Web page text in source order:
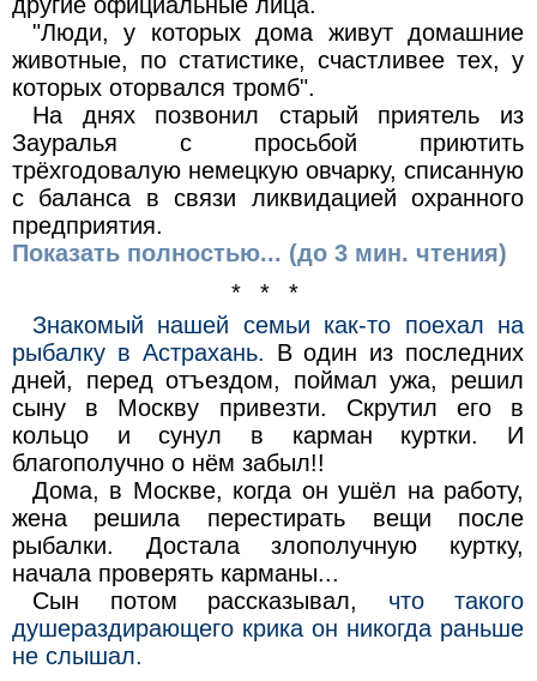
другие официальные лица.
"Люди, у которых дома живут домашние
животные, по статистике, счастливее тех, у
которых оторвался тромб".
На днях позвонил старый приятель из
Зауралья с просьбой приютить
трёхгодовалую немецкую овчарку, списанную
с баланса в связи ликвидацией охранного
предприятия.
Показать полностью... (до 3 мин. чтения)
* * *
Знакомый нашей семьи как-то поехал на
рыбалку в Астрахань. В один из последних
дней, перед отъездом, поймал ужа, решил
сыну в Москву привезти. Скрутил его в
кольцо и сунул в карман куртки. И
благополучно о нём забыл!!
Дома, в Москве, когда он ушёл на работу,
жена решила перестирать вещи после
рыбалки. Достала злополучную куртку,
начала проверять карманы...
Сын потом рассказывал, что такого
душераздирающего крика он никогда раньше
не слышал.